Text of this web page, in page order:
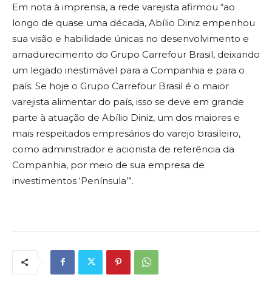
Em nota à imprensa, a rede varejista afirmou “ao
longo de quase uma década, Abílio Diniz empenhou
sua visão e habilidade únicas no desenvolvimento e
amadurecimento do Grupo Carrefour Brasil, deixando
um legado inestimável para a Companhia e para o
país. Se hoje o Grupo Carrefour Brasil é o maior
varejista alimentar do país, isso se deve em grande
parte à atuação de Abílio Diniz, um dos maiores e
mais respeitados empresários do varejo brasileiro,
como administrador e acionista de referência da
Companhia, por meio de sua empresa de
investimentos ‘Península’”.